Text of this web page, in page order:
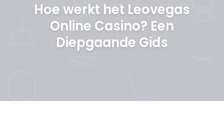
Hoe werkt het Leovegas
Online Casino? Een
Diepgaande Gids